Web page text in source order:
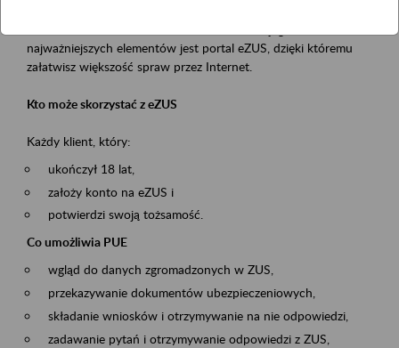
najważniejszych elementów jest portal eZUS, dzięki któremu
załatwisz większość spraw przez Internet.
Kto może skorzystać z eZUS
Każdy klient, który:
ukończył 18 lat,
założy konto na eZUS i
potwierdzi swoją tożsamość.
Co umożliwia PUE
wgląd do danych zgromadzonych w ZUS,
przekazywanie dokumentów ubezpieczeniowych,
składanie wniosków i otrzymywanie na nie odpowiedzi,
zadawanie pytań i otrzymywanie odpowiedzi z ZUS,